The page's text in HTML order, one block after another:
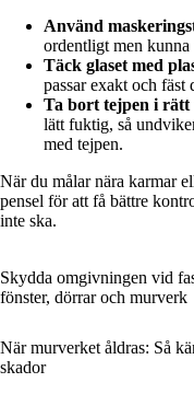
Använd
ordentligt men kunna
Täck glaset med
passar exakt och fäst
Ta bort tejpen i rätt
lätt fuktig, så
med tejpen.
När du målar nära karmar
pensel för att få bättre
inte ska.
Skydda omgivningen vid
fönster, dörrar och murverk
När murverket åldras: Så
skador